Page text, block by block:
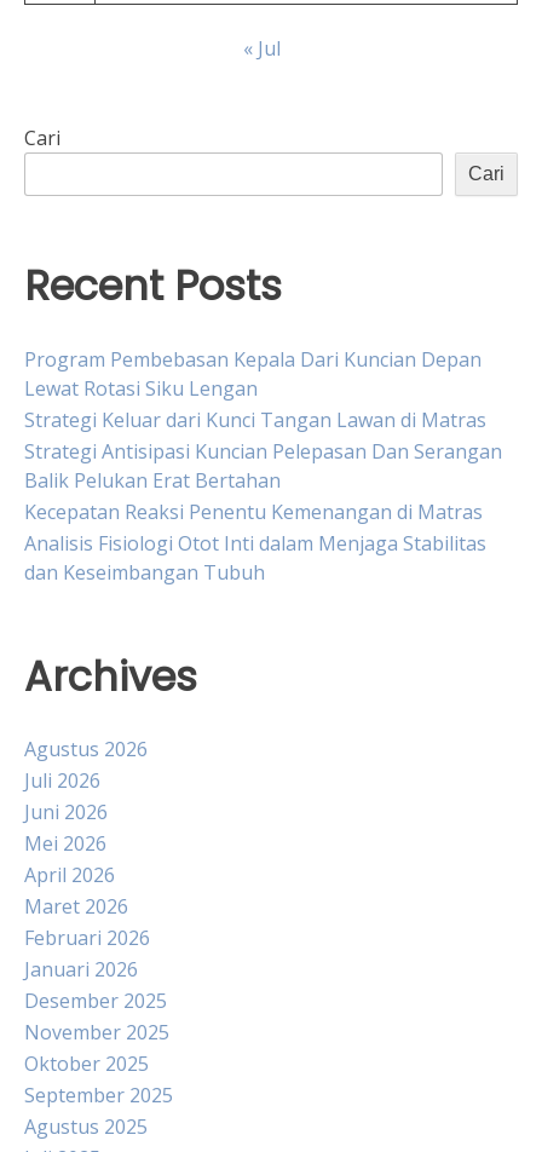
« Jul
Cari
Cari
Recent Posts
Program Pembebasan Kepala Dari Kuncian Depan
Lewat Rotasi Siku Lengan
Strategi Keluar dari Kunci Tangan Lawan di Matras
Strategi Antisipasi Kuncian Pelepasan Dan Serangan
Balik Pelukan Erat Bertahan
Kecepatan Reaksi Penentu Kemenangan di Matras
Analisis Fisiologi Otot Inti dalam Menjaga Stabilitas
dan Keseimbangan Tubuh
Archives
Agustus 2026
Juli 2026
Juni 2026
Mei 2026
April 2026
Maret 2026
Februari 2026
Januari 2026
Desember 2025
November 2025
Oktober 2025
September 2025
Agustus 2025